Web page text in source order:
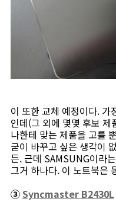
이 또한 교체 예정이다. 가
인데(그 외에 몇몇 후보
나한테 맞는 제품을 고를
굳이 바꾸고 싶은 생각이
든. 근데 SAMSUNG이라
그거 하나다. 이 노트북은
③Syncmaster B2430L